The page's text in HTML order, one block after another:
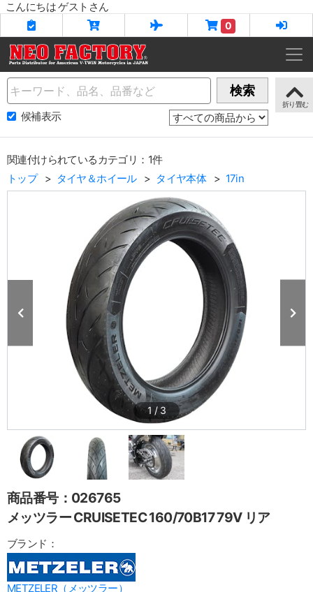
こんにちは ゲストさん
0
Name 検索
候補表示
関連付けられているカテゴリ：1件
トップ
タイヤ＆ホイール タイヤ本体 17in
1 / 3
商品番号：026765
メッツラー CRUISETEC 160/70B17 79V リア
ブランド：
METZELER（メッツラー）